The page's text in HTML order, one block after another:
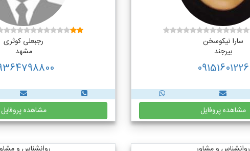
سارا نیکوسخن
بیرجند
09151601226
مشاهده پروفایل
رجبعلی کوثری
مشهد
مشاهده پروفایل